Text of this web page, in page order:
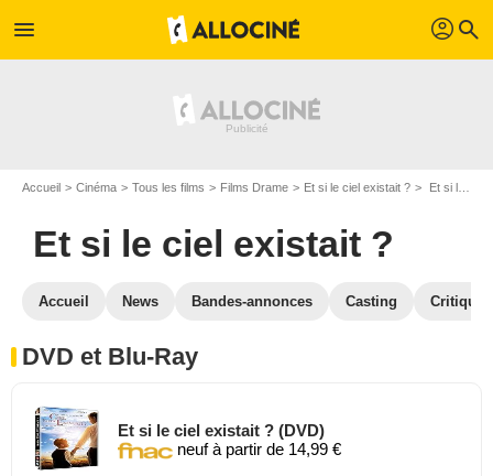
menu profil search
Accueil Cinéma Tous les films Films Drame Et si le ciel existait ? Et si le ciel existait ? en DVD Blu Ray
Et si le ciel existait ?
Accueil News Bandes-annonces Casting
DVD et Blu-Ray
Et si le ciel existait ? (DVD)
neuf à partir de 14,99 €